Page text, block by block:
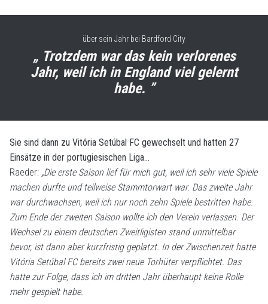
über sein Jahr bei Bardford City
„ Trotzdem war das kein verlorenes
Jahr, weil ich in England viel gelernt
habe. ”
Sie sind dann zu Vitória Setúbal FC gewechselt und hatten 27
Einsätze in der portugiesischen Liga…
Raeder: „Die erste Saison lief für mich gut, weil ich sehr viele Spiele
machen durfte und teilweise Stammtorwart war. Das zweite Jahr
war durchwachsen, weil ich nur noch zehn Spiele bestritten habe.
Zum Ende der zweiten Saison wollte ich den Verein verlassen. Der
Wechsel zu einem deutschen Zweitligisten stand unmittelbar
bevor, ist dann aber kurzfristig geplatzt. In der Zwischenzeit hatte
Vitória Setúbal FC bereits zwei neue Torhüter verpflichtet. Das
hatte zur Folge, dass ich im dritten Jahr überhaupt keine Rolle
mehr gespielt habe.